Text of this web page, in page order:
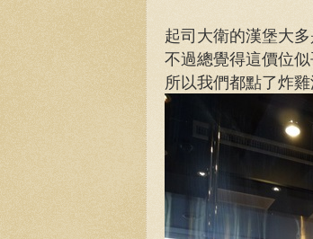
起司大衛的漢堡大
不過總覺得這價位
所以我們都點了炸